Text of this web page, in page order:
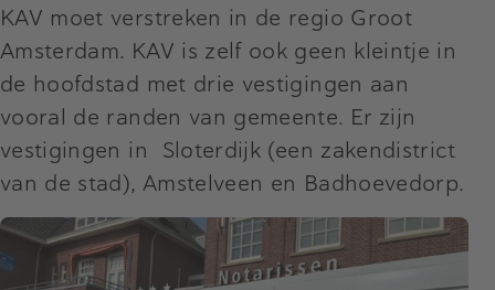
KAV moet verstreken in de regio Groot
Amsterdam. KAV is zelf ook geen kleintje in
de hoofdstad met drie vestigingen aan
vooral de randen van gemeente. Er zijn
vestigingen in Sloterdijk (een zakendistrict
van de stad), Amstelveen en Badhoevedorp.